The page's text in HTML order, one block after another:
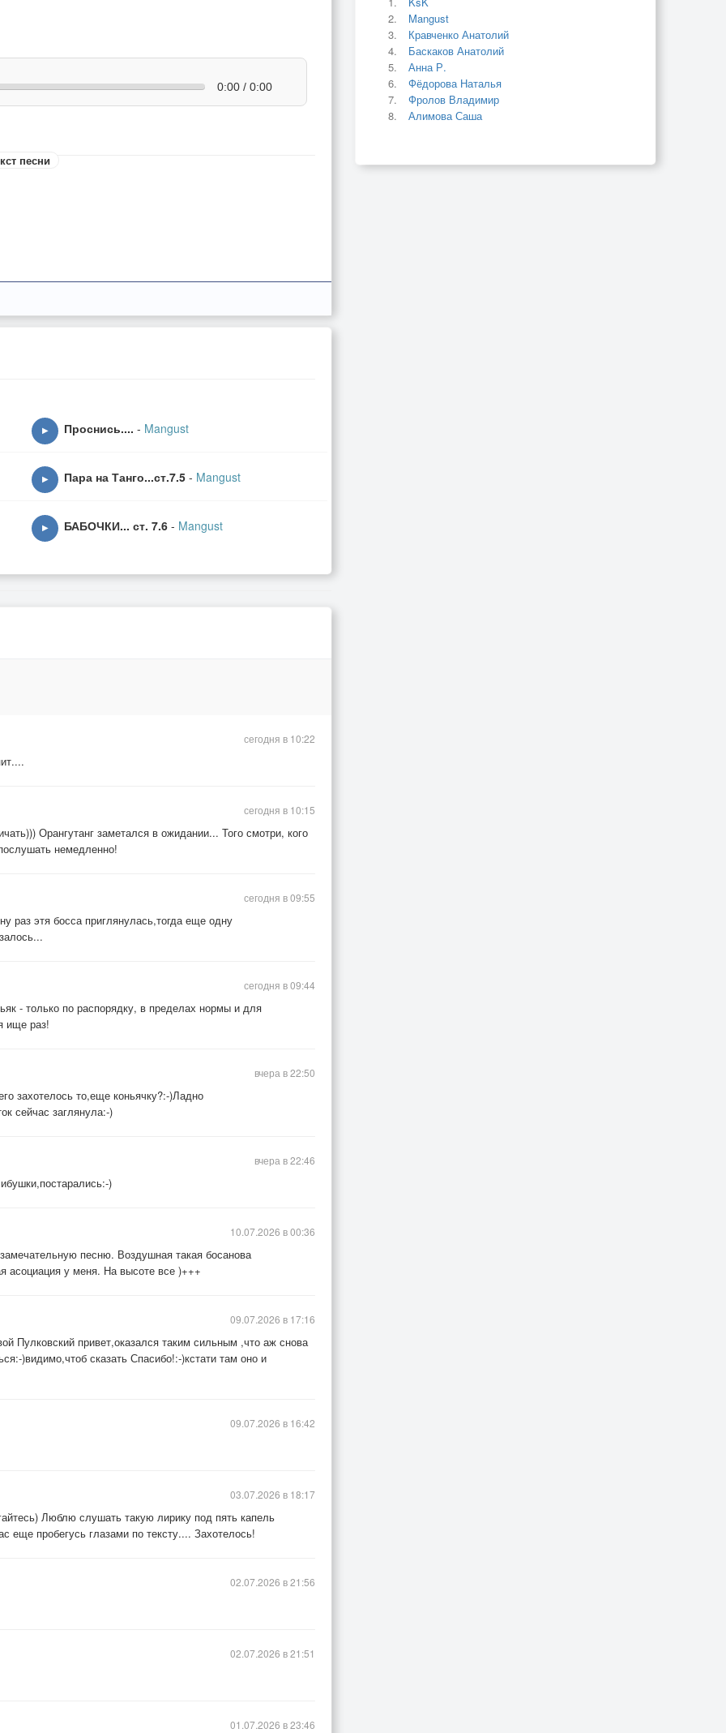
0:00 / 0:00
песни
▶ Проснись.... - Mangust
▶ Пара на Танго...ст.7.5 - Mangust
▶ БАБОЧКИ... ст. 7.6 - Mangust
сегодня в 10:22
Орангутанг заметался в ожидании... Того смотри, кого
немедленно!
сегодня в 10:15
раз этя босса приглянулась,тогда еще одну
сегодня в 09:55
- только по распорядку, в пределах нормы и для
ище раз!
сегодня в 09:44
захотелось то,еще коньячку?:-)Ладно
сейчас заглянула:-)
вчера в 22:50
)
вчера в 22:46
песню. Воздушная такая босанова
асоциация у меня. На высоте все )+++
10.07.2026 в 00:36
Пулковский привет,оказался таким сильным ,что аж снова
)видимо,чтоб сказать Спасибо!:-)кстати там оно и
09.07.2026 в 17:16
09.07.2026 в 16:42
Люблю слушать такую лирику под пять капель
еще пробегусь глазами по тексту.... Захотелось!
03.07.2026 в 18:17
02.07.2026 в 21:56
02.07.2026 в 21:51
01.07.2026 в 23:46
Mangust
Кравченко Анатолий
Баскаков Анатолий
Анна Р.
Фёдорова Наталья
Фролов Владимир
Алимова Саша